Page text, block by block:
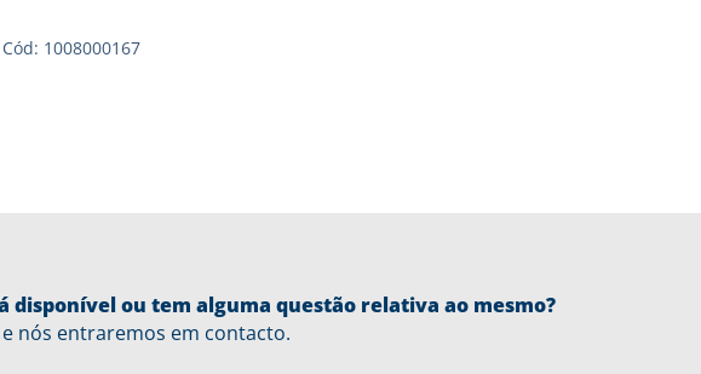
Cód: 1008000167
disponível ou tem alguma questão relativa ao mesmo?
nós entraremos em contacto.